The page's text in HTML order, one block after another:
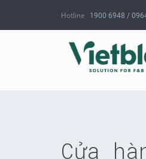
Hotline 1900 6948 /
Cửa